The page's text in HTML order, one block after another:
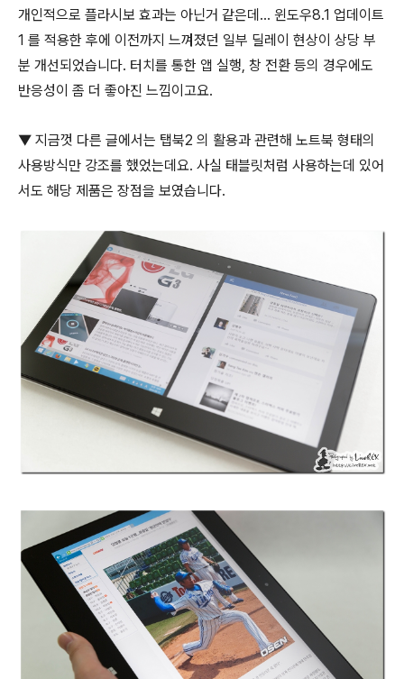
개인적으로 플라시보 효과는 아닌거 같은데... 윈도우8.1 업데이트
1 를 적용한 후에 이전까지 느껴졌던 일부 딜레이 현상이 상당 부
분 개선되었습니다. 터치를 통한 앱 실행, 창 전환 등의 경우에도
반응성이 좀 더 좋아진 느낌이고요.
▼ 지금껏 다른 글에서는 탭북2 의 활용과 관련해 노트북 형태의
사용방식만 강조를 했었는데요. 사실 태블릿처럼 사용하는데 있어
서도 해당 제품은 장점을 보였습니다.